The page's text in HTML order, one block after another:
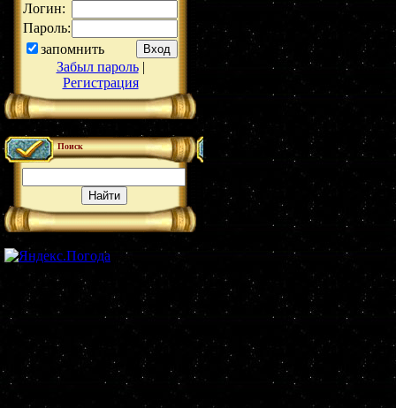
Логин:
Пароль:
запомнить
Забыл пароль|
Регистрация
Поиск